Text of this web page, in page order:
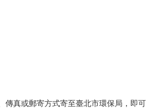
真或郵寄方式寄至臺北市環保局，即可